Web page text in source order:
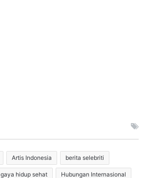
Artis Indonesia berita selebriti
gaya hidup sehat Hubungan Internasional